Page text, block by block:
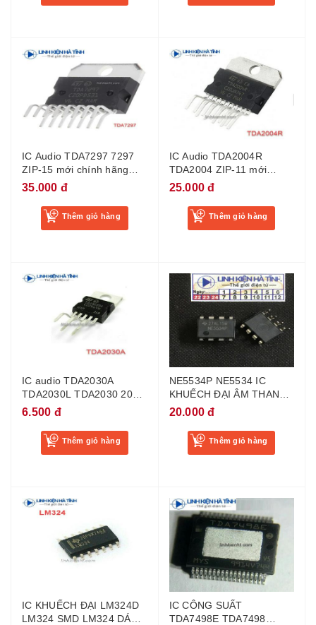
IC Audio TDA7297 7297
ZIP-15 mới chính hãng
100%
35.000 đ
Thêm giỏ hàng
IC Audio TDA2004R
TDA2004 ZIP-11 mới
chính hãng 100%
25.000 đ
Thêm giỏ hàng
IC audio TDA2030A
TDA2030L TDA2030 2030
mới - AA25
6.500 đ
Thêm giỏ hàng
NE5534P NE5534 IC
KHUẾCH ĐẠI ÂM THANH
NHẬP KHẨU
20.000 đ
Thêm giỏ hàng
IC KHUẾCH ĐẠI LM324D
LM324 SMD LM324 DÁN
IC CÔNG SUẤT
TDA7498E TDA7498